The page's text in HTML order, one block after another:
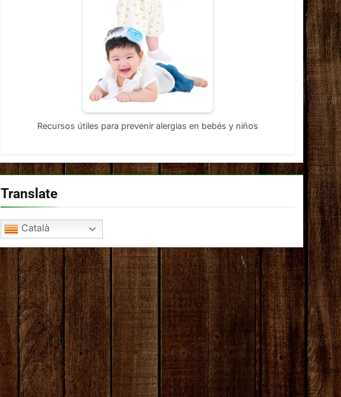
Recursos útiles para prevenir alergias en bebés y niños
Translate
Català